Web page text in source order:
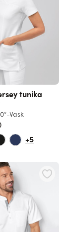
tunika
Vask
+5